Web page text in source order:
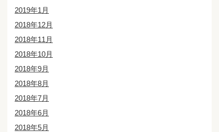
2019年1月
2018年12月
2018年11月
2018年10月
2018年9月
2018年8月
2018年7月
2018年6月
2018年5月